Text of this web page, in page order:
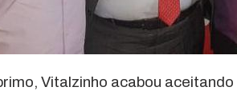
Vitalzinho acabou